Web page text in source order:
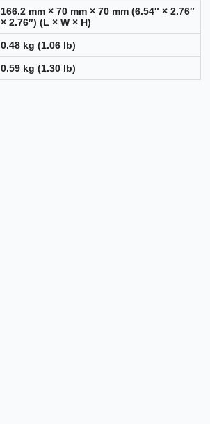
166.2 mm × 70 mm × 70 mm (6.54″ × 2.76″
× 2.76″) (L × W × H)
0.48 kg (1.06 lb)
0.59 kg (1.30 lb)